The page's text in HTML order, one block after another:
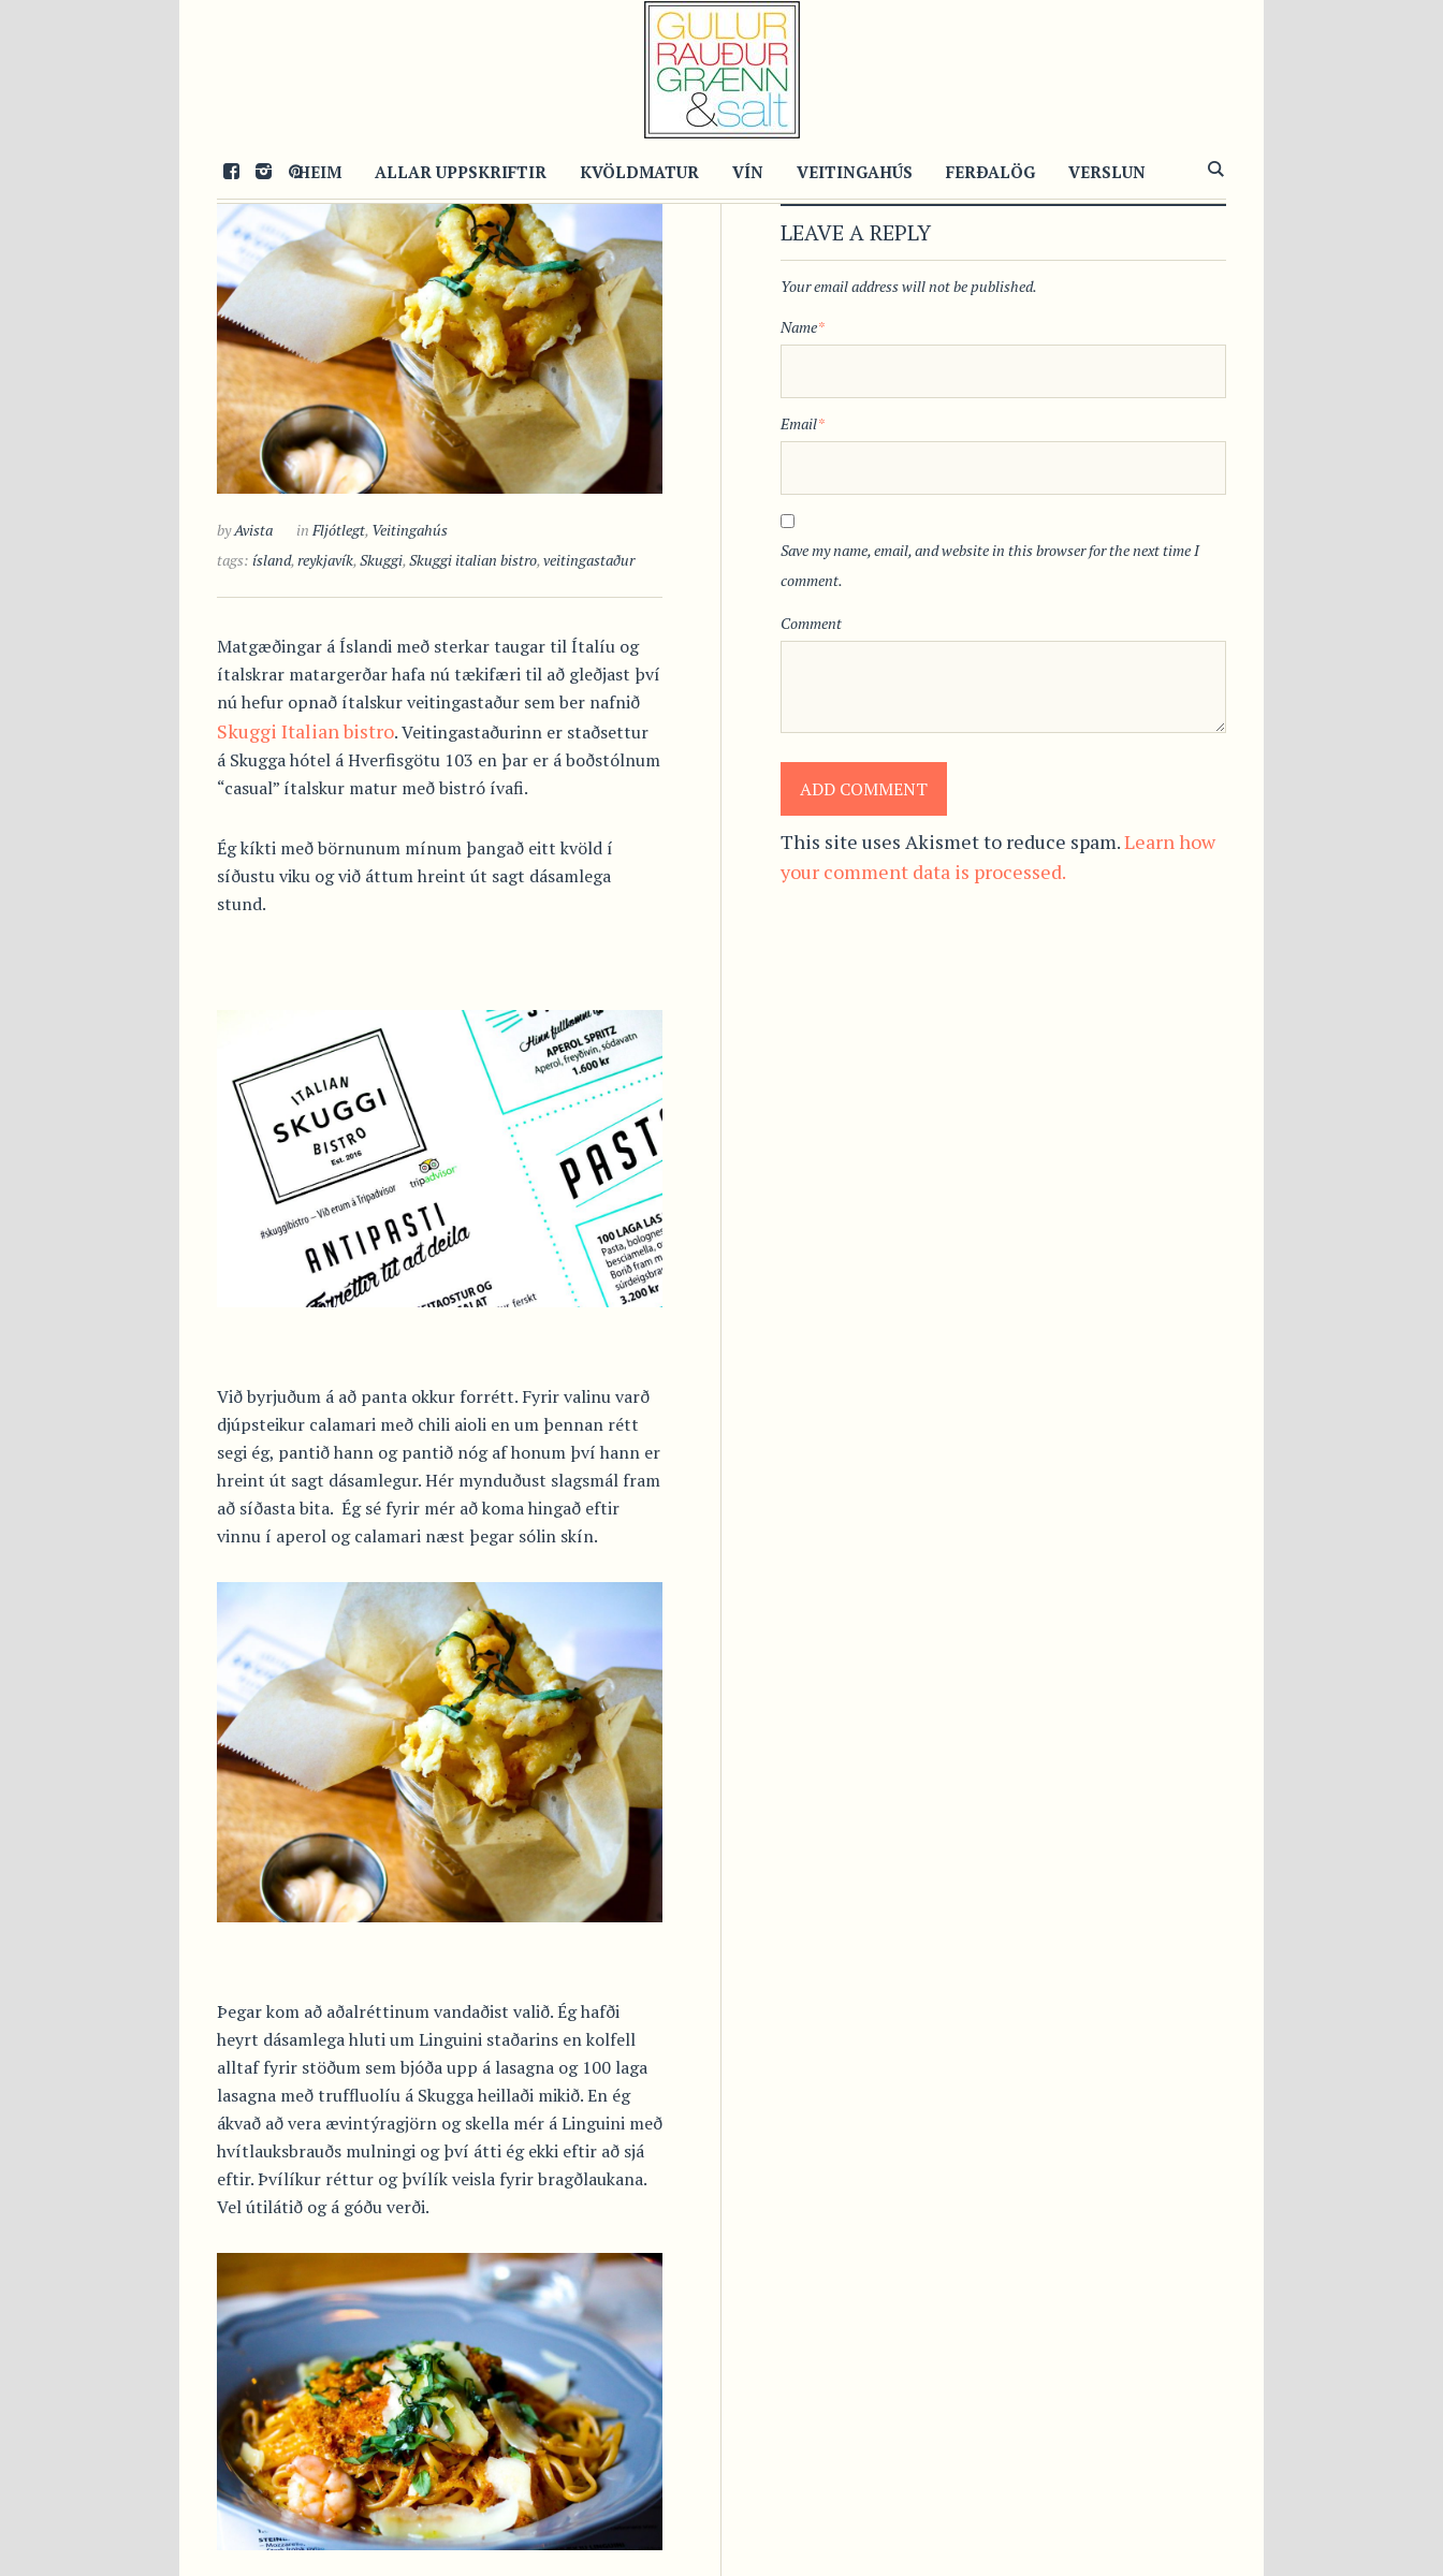
HEIM ALLAR UPPSKRIFTIR KVÖLDMATUR VÍN VEITINGAHÚS FERÐALÖG VERSLUN
byAvista in Fljótlegt, Veitingahús
tags: ísland,reykjavík,Skuggi,Skuggi italian bistro,veitingastaður
Matgæðingar á Íslandi með sterkar taugar til Ítalíu og
ítalskrar matargerðar hafa nú tækifæri til að gleðjast því
nú hefur opnað ítalskur veitingastaður sem ber nafnið
Skuggi Italian bistro. Veitingastaðurinn er staðsettur
á Skugga hótel á Hverfisgötu 103 en þar er á boðstólnum
“casual” ítalskur matur með bistró ívafi.
Ég kíkti með börnunum mínum þangað eitt kvöld í
síðustu viku og við áttum hreint út sagt dásamlega
stund.
Við byrjuðum á að panta okkur forrétt. Fyrir valinu varð
djúpsteikur calamari með chili aioli en um þennan rétt
segi ég, pantið hann og pantið nóg af honum því hann er
hreint út sagt dásamlegur. Hér mynduðust slagsmál fram
að síðasta bita. Ég sé fyrir mér að koma hingað eftir
vinnu í aperol og calamari næst þegar sólin skín.
Þegar kom að aðalréttinum vandaðist valið. Ég hafði
heyrt dásamlega hluti um Linguini staðarins en kolfell
alltaf fyrir stöðum sem bjóða upp á lasagna og 100 laga
lasagna með truffluolíu á Skugga heillaði mikið. En ég
ákvað að vera ævintýragjörn og skella mér á Linguini með
hvítlauksbrauðs mulningi og því átti ég ekki eftir að sjá
eftir. Þvílíkur réttur og þvílík veisla fyrir bragðlaukana.
Vel útilátið og á góðu verði.
LEAVE A REPLY
Your email address will not be published.
Name*
Email*
Save my name, email, and website in this browser for the next time I
comment.
Comment
This site uses Akismet to reduce spam.Learn how
your comment data is processed.